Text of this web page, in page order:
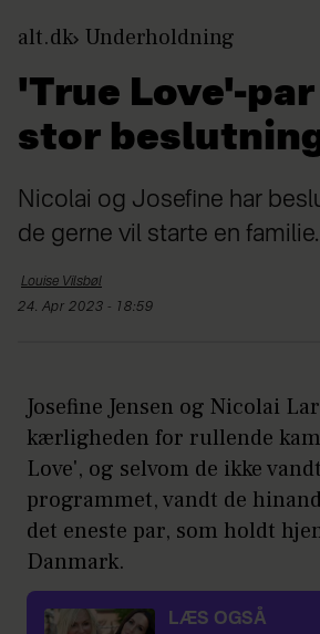
alt.dk Underholdning
'True Love'-
stor
Nicolai og Josefine har
de gerne vil starte en familie.
Louise Vilsbøl
24. Apr 2023 - 18:59
Josefine Jensen og Nicolai
kærligheden for rullende
Love', og selvom de ikke vandt
programmet, vandt de
det eneste par, som holdt
Danmark.
LÆS OGSÅ